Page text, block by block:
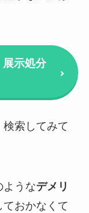
示処分
索してみて
ようなデメリ
おかなくて